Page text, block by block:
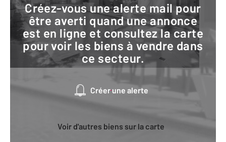
Créez-vous une alerte mail pour
être averti quand une annonce
est en ligne et consultez la carte
pour voir les biens à vendre dans
ce secteur.
Créer une alerte
Voir d'autres biens sur la carte